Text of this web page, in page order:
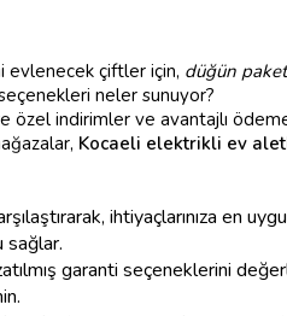
evlenecek çiftler için, düğün
neler sunuyor?
indirimler ve avantajlı
Kocaeli elektrikli ev
ihtiyaçlarınıza en
sağlar.
garanti seçeneklerini